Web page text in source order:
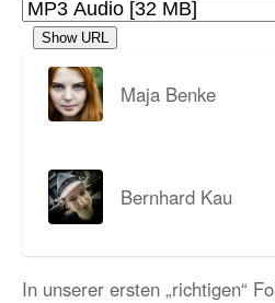
Show URL
Maja Benke
Bernhard Kau
In unserer ersten „richtigen“